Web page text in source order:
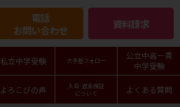
電話
お問い合わせ
資料請求
私立中学受験 大手塾フォロー
公立中高一貫
中学受験
よろこびの声
入会･返金保証
について
よくある質問